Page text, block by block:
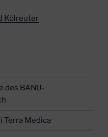
Kölreuter
des BANU-
Terra Medica